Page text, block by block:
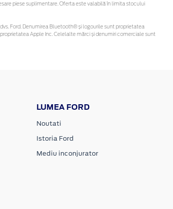
piese suplimentare. Oferta este valabilă în limita stocului
Ford. Denumirea Bluetooth® și logourile sunt proprietatea
Apple Inc. Celelalte mărci și denumiri comerciale sunt
LUMEA FORD
Noutati
Istoria Ford
Mediu inconjurator